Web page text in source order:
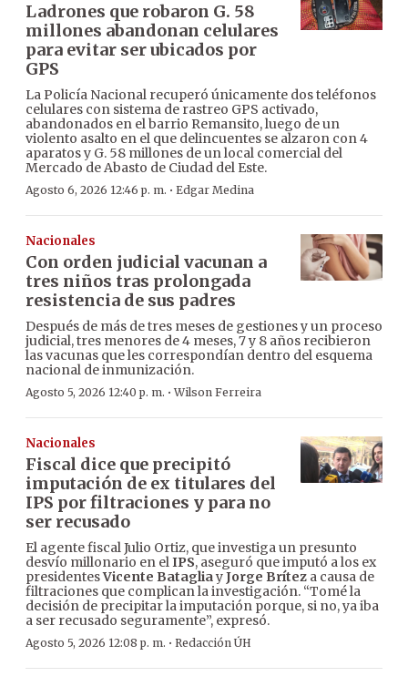
Ladrones que robaron G. 58
millones abandonan celulares
para evitar ser ubicados por
GPS
La Policía Nacional recuperó únicamente dos teléfonos
celulares con sistema de rastreo GPS activado,
abandonados en el barrio Remansito, luego de un
violento asalto en el que delincuentes se alzaron con 4
aparatos y G. 58 millones de un local comercial del
Mercado de Abasto de Ciudad del Este.
Agosto 6, 2026 12:46 p. m. · Edgar Medina
Nacionales
Con orden judicial vacunan a
tres niños tras prolongada
resistencia de sus padres
Después de más de tres meses de gestiones y un proceso
judicial, tres menores de 4 meses, 7 y 8 años recibieron
las vacunas que les correspondían dentro del esquema
nacional de inmunización.
Agosto 5, 2026 12:40 p. m. ·Wilson Ferreira
Nacionales
Fiscal dice que precipitó
imputación de ex titulares del
IPS por filtraciones y para no
ser recusado
El agente fiscal Julio Ortiz, que investiga un presunto
desvío millonario en elIPS, aseguró que imputó a los ex
presidentesVicente BatagliayJorge Brítez a causa de
filtraciones que complican la investigación. “Tomé la
decisión de precipitar la imputación porque, si no, ya iba
a ser recusado seguramente”, expresó.
Agosto 5, 2026 12:08 p. m. · Redacción ÚH